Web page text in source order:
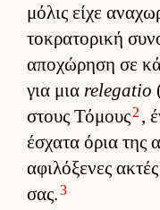
μόλις είχε
τοκρατορική
αποχώρηση σε
για μια relegatio
στους Τόμους2 ,
έσχατα όρια της
αφιλόξενες
σας.3